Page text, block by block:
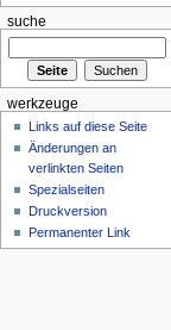
suche
werkzeuge
Links auf diese Seite
Änderungen an
verlinkten Seiten
Spezialseiten
Druckversion
Permanenter Link